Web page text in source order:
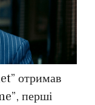
отримав
перші